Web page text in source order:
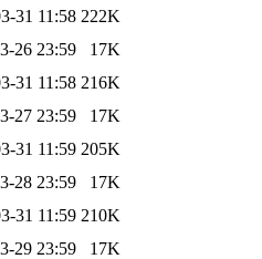
31 11:58 222K
26 23:59
17K
31 11:58 216K
27 23:59
17K
31 11:59 205K
28 23:59
17K
31 11:59 210K
29 23:59
17K